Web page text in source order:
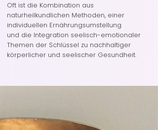
Oft ist die Kombination aus
naturheilkundlichen Methoden, einer
individuellen Ernährungsumstellung
und die Integration seelisch-emotionaler
Themen der Schlüssel zu nachhaltiger
körperlicher und seelischer Gesundheit.